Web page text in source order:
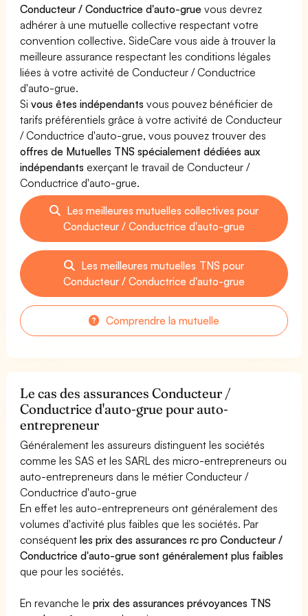
Conducteur / Conductrice d'auto-grue vous devrez
adhérer à une mutuelle collective respectant votre
convention collective. SideCare vous aide à trouver la
meilleure assurance respectant les conditions légales
liées à votre activité de Conducteur / Conductrice
d'auto-grue.
Sivous êtes indépendants vous pouvez bénéficier de
tarifs préférentiels grâce à votre activité de Conducteur
/ Conductrice d'auto-grue, vous pouvez trouver des
offres de Mutuelles TNS spécialement dédiées aux
indépendants exerçant le travail de Conducteur /
Conductrice d'auto-grue.
Les meilleures mutuelles collectives pour
Conducteur / Conductrice d'auto-grue
Les meilleures mutuelles TNS pour
Conducteur / Conductrice d'auto-grue
Comprendre la mutuelle
Le cas des assurances Conducteur /
Conductrice d'auto-grue pour auto-
entrepreneur
Généralement les assureurs distinguent les sociétés
comme les SAS et les SARL des micro-entrepreneurs ou
auto-entrepreneurs dans le métier Conducteur /
Conductrice d'auto-grue
En effet les auto-entrepreneurs ont généralement des
volumes d'activité plus faibles que les sociétés. Par
conséquentles prix des assurances rc pro Conducteur /
Conductrice d'auto-grue sont généralement plus faibles
que pour les sociétés.
En revanche leprix des assurances prévoyances TNS